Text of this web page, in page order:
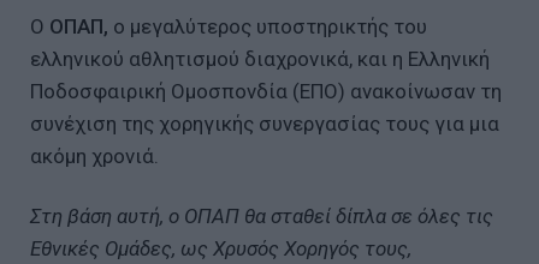
Ο ΟΠΑΠ, ο μεγαλύτερος υποστηρικτής του
ελληνικού αθλητισμού διαχρονικά, και η Ελληνική
Ποδοσφαιρική Ομοσπονδία (ΕΠΟ) ανακοίνωσαν τη
συνέχιση της χορηγικής συνεργασίας τους για μια
ακόμη χρονιά.
Στη βάση αυτή, ο ΟΠΑΠ θα σταθεί δίπλα σε όλες τις
Εθνικές Ομάδες, ως Χρυσός Χορηγός τους,